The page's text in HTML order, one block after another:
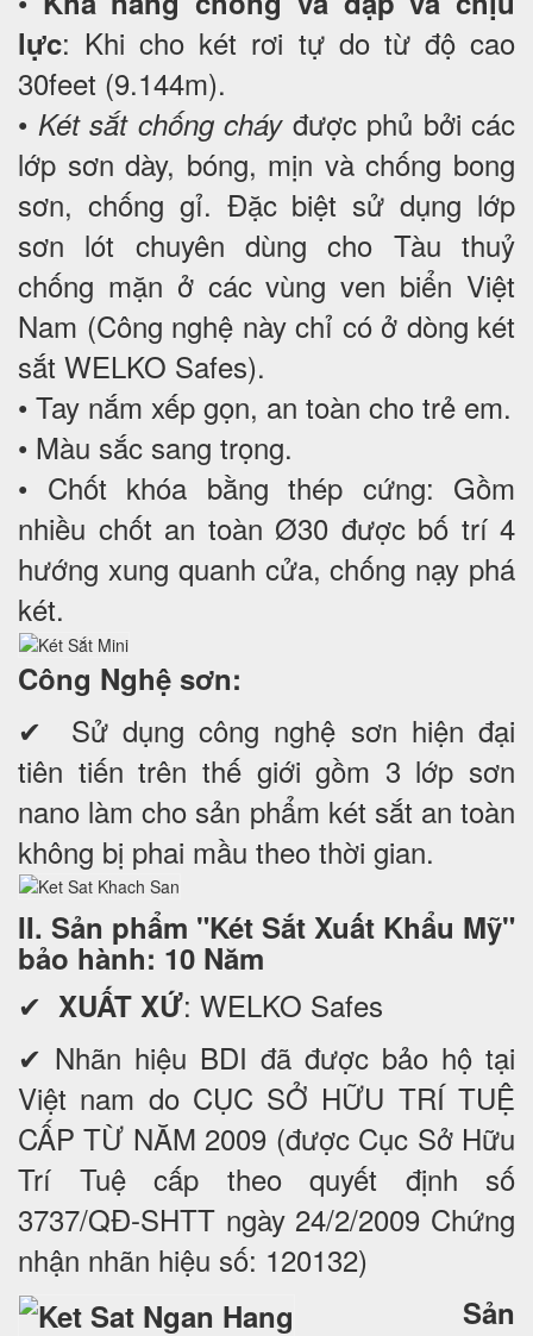
lực: Khi cho két rơi tự do từ độ cao
30feet (9.144m).
• Két sắt chống cháyđược phủ bởi các
lớp sơn dày, bóng, mịn và chống bong
sơn, chống gỉ. Đặc biệt sử dụng lớp
sơn lót chuyên dùng cho Tàu thuỷ
chống mặn ở các vùng ven biển Việt
Nam (Công nghệ này chỉ có ở dòng két
sắt WELKO Safes).
• Tay nắm xếp gọn, an toàn cho trẻ em.
• Màu sắc sang trọng.
• Chốt khóa bằng thép cứng: Gồm
nhiều chốt an toàn Ø30 được bố trí 4
hướng xung quanh cửa, chống nạy phá
két.
Công Nghệ sơn:
✔ Sử dụng công nghệ sơn hiện đại
tiên tiến trên thế giới gồm 3 lớp sơn
nano làm cho sản phẩm két sắt an toàn
không bị phai mầu theo thời gian.
II. Sản phẩm "Két Sắt Xuất Khẩu Mỹ"
bảo hành: 10 Năm
✔ XUẤT XỨ: WELKO Safes
✔ Nhãn hiệu BDI đã được bảo hộ tại
Việt nam do CỤC SỞ HỮU TRÍ TUỆ
CẤP TỪ NĂM 2009 (được Cục Sở Hữu
Trí Tuệ cấp theo quyết định số
3737/QĐ-SHTT ngày 24/2/2009 Chứng
nhận nhãn hiệu số: 120132)
Sản